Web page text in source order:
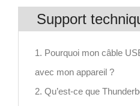
Support
1. Pourquoi mon câble
avec mon appareil ?
2. Qu’est-ce que